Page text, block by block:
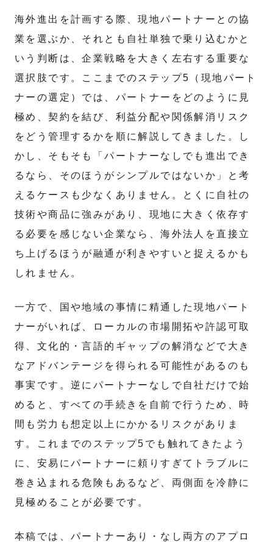
海外進出を計画する際、現地パートナーとの協
業を選ぶか、それとも自社単独で乗り込むかと
いう判断は、企業戦略を大きく左右する重要な
選択肢です。ここまでのステップ5（現地パート
ナーの選定）では、パートナーをどのように見
極め、契約を結び、利益分配や関係解消リスク
をどう管理するかを順に解説してきました。し
かし、そもそも「パートナーなしでも進出でき
るなら、そのほうがシンプルではないか」と考
えるケースも少なくありません。とくに自社の
技術や商品に強みがあり、現地に大きく依存す
る必要を感じない企業なら、海外法人を直接立
ち上げるほうが融通が利きやすいと捉えるかも
しれません。
一方で、国や地域の事情に精通した現地パート
ナーがいれば、ローカルの市場開拓や許認可取
得、文化的・言語的ギャップの解消などで大き
なアドバンテージを得られる可能性があるのも
事実です。逆にパートナーなしで自社だけで始
めると、すべての手続きを自前で行うため、時
間も労力も想定以上にかかるリスクがありま
す。これまでのステップ5でも触れてきたよう
に、安易にパートナーに頼りすぎてトラブルに
巻き込まれる危険もあるなど、両側面を冷静に
見極めることが必要です。
本稿では、パートナーあり・なし両方のアプロ